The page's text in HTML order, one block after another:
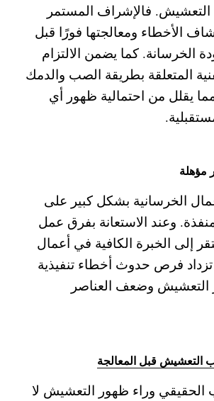
التعشيش. فالإشراف المستمر
الأخطاء ومعالجتها فورًا قبل
الخرسانة. كما يضمن الالتزام
المتعلقة بطريقة الصب والدمك
يقلل من احتمالية ظهور أي
مؤهلة
الخرسانية بشكل كبير على
وعند الاستعانة بفرق عمل
إلى الخبرة الكافية في أعمال
فرص حدوث أخطاء تنفيذية
التعشيش وضعف العناصر
التعشيش قبل المعالجة
الحقيقي وراء ظهور التعشيش لا